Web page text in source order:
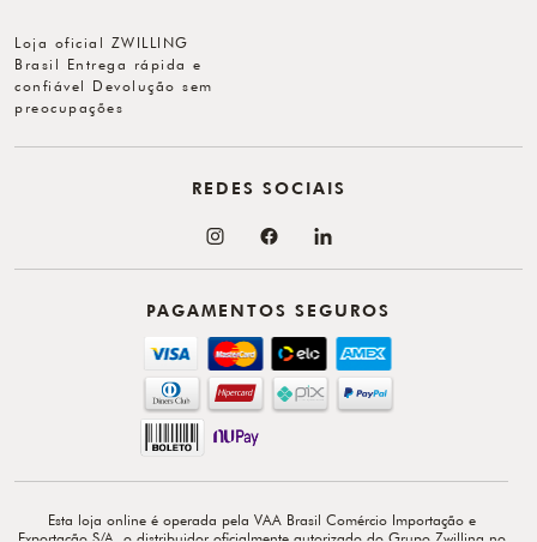
Loja oficial ZWILLING
Brasil Entrega rápida e
confiável Devolução sem
preocupações
PAGAMENTOS SEGUROS
REDES SOCIAIS
Esta loja online é operada pela VAA Brasil Comércio Importação e
Exportação S/A, o distribuidor oficialmente autorizado do Grupo Zwilling no